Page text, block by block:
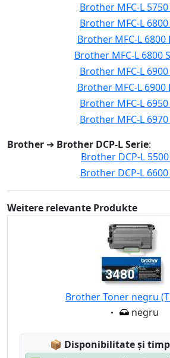
Brother MFC-L
Brother MFC-L
Brother MFC-L 6800
Brother MFC-L 6800
Brother MFC-L
Brother MFC-L 6900
Brother MFC-L
Brother MFC-L
Brother ➔ Brother DCP-L Serie:
Brother DCP-L
Brother DCP-L
Weitere relevante Produkte
Brother Toner negru
Eigenschaft:
negru
📦 Lagerstatus:
Disponibilitate și